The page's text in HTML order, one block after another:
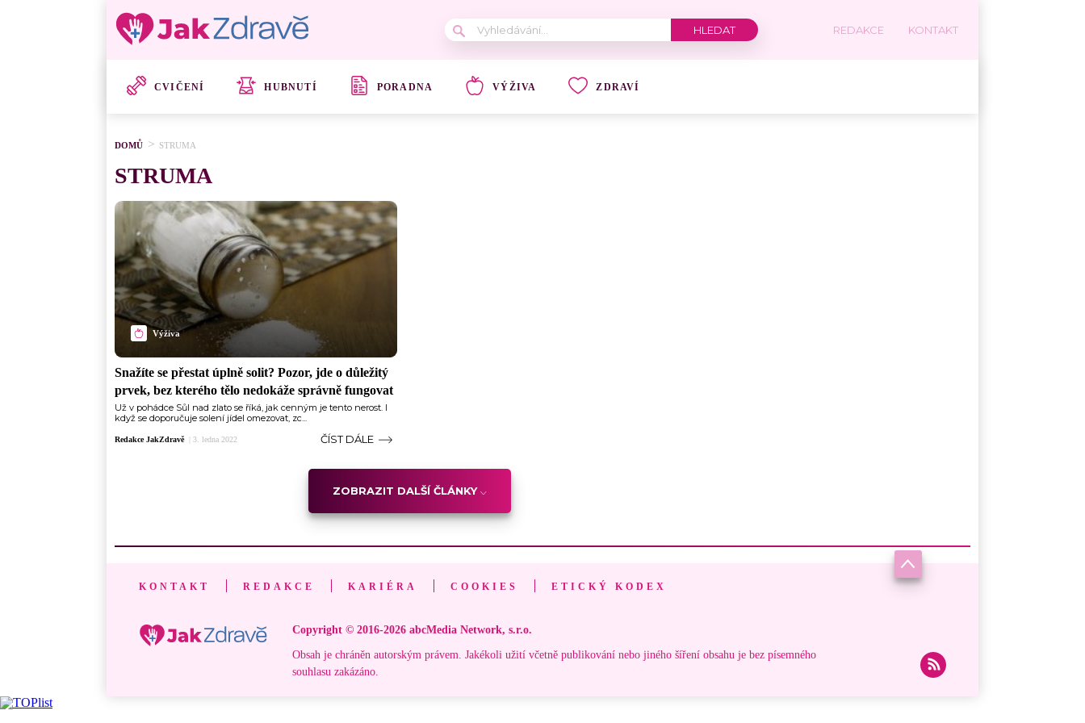
REDAKCE KONTAKT
CVIČENÍ HUBNUTÍ PORADNA VÝŽIVA ZDRAVÍ
DOMŮ STRUMA
STRUMA
Výživa
Snažíte se přestat úplně solit? Pozor, jde o důležitý
prvek, bez kterého tělo nedokáže správně fungovat
Už v pohádce Sůl nad zlato se říká, jak cenným je tento nerost. I
když se doporučuje solení jídel omezovat, zc...
Redakce JakZdravě 3. ledna 2022 ČÍST DÁLE
ZOBRAZIT DALŠÍ ČLÁNKY
KONTAKT REDAKCE KARIÉRA COOKIES ETICKÝ KODEX
Copyright © 2016-2026 abcMedia Network, s.r.o.
Obsah je chráněn autorským právem. Jakékoli užití včetně publikování nebo jiného šíření obsahu je bez písemného
souhlasu zakázáno.